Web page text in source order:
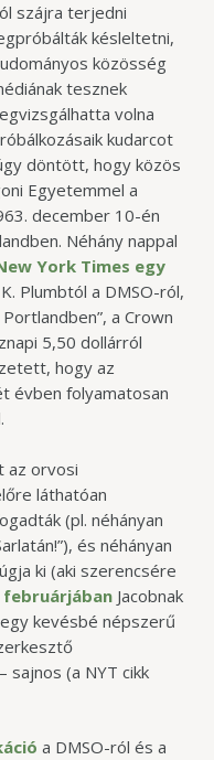
szájra terjedni
késleltetni,
közösség
tesznek
volna
kudarcot
döntött, hogy közös
Egyetemmel a
december 10-én
Néhány nappal
York Times egy
Plumbtól a DMSO-ról,
a Crown
5,50 dollárról
hogy az
évben folyamatosan
az orvosi
láthatóan
(pl. néhányan
és néhányan
ki (aki szerencsére
februárjábanJacobnak
egy kevésbé népszerű
sajnos (a NYT cikk
a DMSO-ról és a